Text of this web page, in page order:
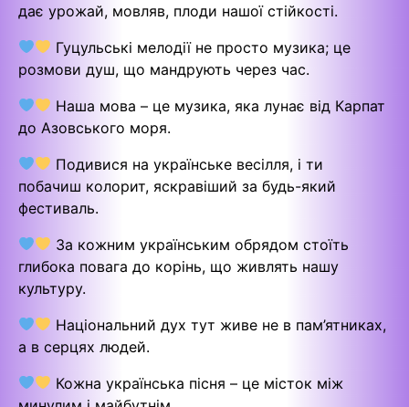
дає урожай, мовляв, плоди нашої стійкості.
Гуцульські мелодії не просто музика; це
розмови душ, що мандрують через час.
Наша мова – це музика, яка лунає від Карпат
до Азовського моря.
Подивися на українське весілля, і ти
побачиш колорит, яскравіший за будь-який
фестиваль.
За кожним українським обрядом стоїть
глибока повага до корінь, що живлять нашу
культуру.
Національний дух тут живе не в пам’ятниках,
а в серцях людей.
Кожна українська пісня – це місток між